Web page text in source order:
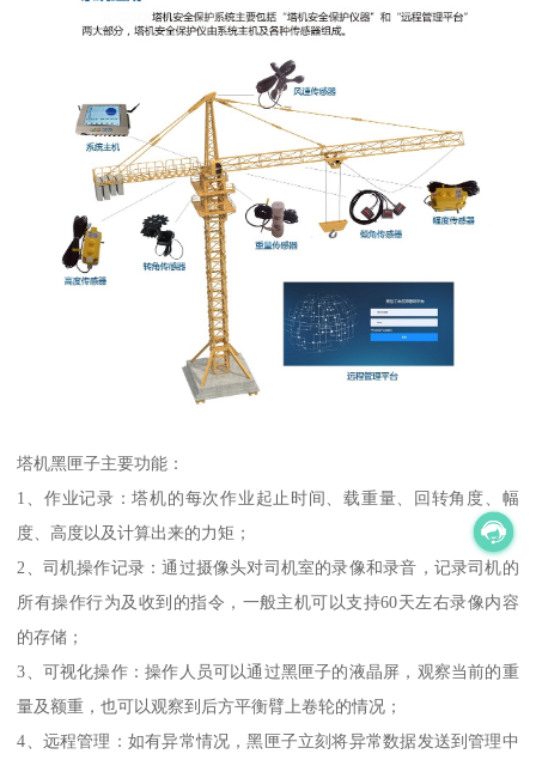
塔机黑匣子主要功能：
1、作业记录：塔机的每次作业起止时间、载重量、回转角度、幅
度、高度以及计算出来的力矩；
2、司机操作记录：通过摄像头对司机室的录像和录音，记录司机的
所有操作行为及收到的指令，一般主机可以支持60天左右录像内容
的存储；
3、可视化操作：操作人员可以通过黑匣子的液晶屏，观察当前的重
量及额重，也可以观察到后方平衡臂上卷轮的情况；
4、远程管理：如有异常情况，黑匣子立刻将异常数据发送到管理中